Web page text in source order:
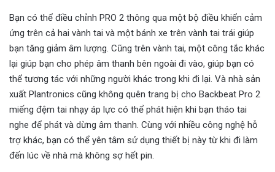
Bạn có thể điều chỉnh PRO 2 thông qua một bộ điều khiển cảm
ứng trên cả hai vành tai và một bánh xe trên vành tai trái giúp
bạn tăng giảm âm lượng. Cũng trên vành tai, một công tắc khác
lại giúp bạn cho phép âm thanh bên ngoài đi vào, giúp bạn có
thể tương tác với những người khác trong khi đi lại. Và nhà sản
xuất Plantronics cũng không quên trang bị cho Backbeat Pro 2
miếng đệm tai nhạy áp lực có thể phát hiện khi bạn tháo tai
nghe để phát và dừng âm thanh. Cùng với nhiều công nghệ hỗ
trợ khác, bạn có thể yên tâm sử dụng thiết bị này từ khi đi làm
đến lúc về nhà mà không sợ hết pin.